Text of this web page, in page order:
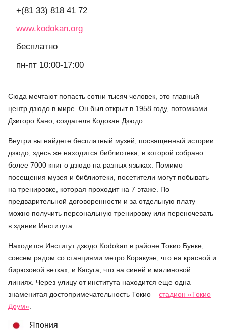
+(81 33) 818 41 72
www.kodokan.org
бесплатно
пн-пт 10:00-17:00
Сюда мечтают попасть сотни тысяч человек, это главный
центр дзюдо в мире. Он был открыт в 1958 году, потомками
Дзигоро Кано, создателя Кодокан Дзюдо.
Внутри вы найдете бесплатный музей, посвященный истории
дзюдо, здесь же находится библиотека, в которой собрано
более 7000 книг о дзюдо на разных языках. Помимо
посещения музея и библиотеки, посетители могут побывать
на тренировке, которая проходит на 7 этаже. По
предварительной договоренности и за отдельную плату
можно получить персональную тренировку или переночевать
в здании Института.
Находится Институт дзюдо Kodokan в районе Токио Бунке,
совсем рядом со станциями метро Коракуэн, что на красной и
бирюзовой ветках, и Касуга, что на синей и малиновой
линиях. Через улицу от института находится еще одна
знаменитая достопримечательность Токио – стадион «Токио
Доум»
Япония